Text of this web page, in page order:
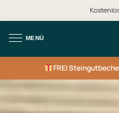
MENÜ
FREI